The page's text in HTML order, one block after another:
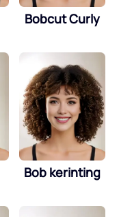
Bobcut Curly
Bob kerinting